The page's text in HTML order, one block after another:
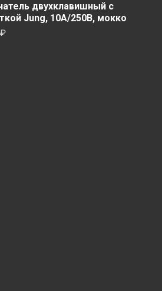
500.00 ₽.
двухклавишный с
Jung, 10А/250В, мокко
₽